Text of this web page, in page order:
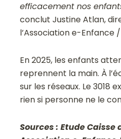
efficacement nos
conclut Justine Atlan,
l’Association e-Enfance /
En 2025, les enfants
reprennent la main. À
sur les réseaux. Le 3018
rien si personne ne le
Sources : Etude Caisse